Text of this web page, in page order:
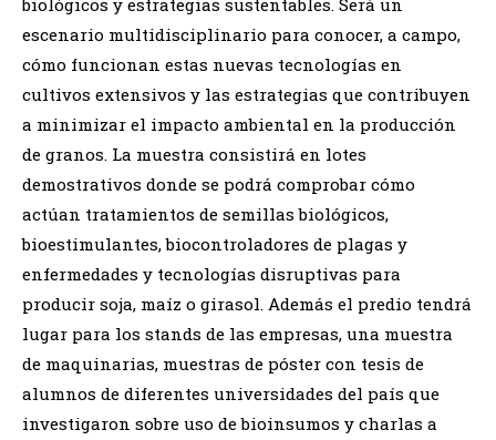
escenario multidisciplinario para conocer, a campo,
cómo funcionan estas nuevas tecnologías en
cultivos extensivos y las estrategias que contribuyen
a minimizar el impacto ambiental en la producción
de granos. La muestra consistirá en lotes
demostrativos donde se podrá comprobar cómo
actúan tratamientos de semillas biológicos,
bioestimulantes, biocontroladores de plagas y
enfermedades y tecnologías disruptivas para
producir soja, maíz o girasol. Además el predio tendrá
lugar para los stands de las empresas, una muestra
de maquinarias, muestras de póster con tesis de
alumnos de diferentes universidades del país que
investigaron sobre uso de bioinsumos y charlas a